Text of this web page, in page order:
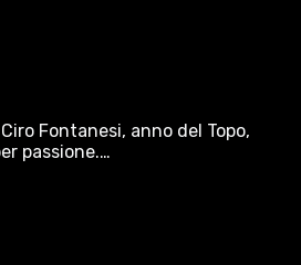
Fontanesi, anno del Topo,
passione.…